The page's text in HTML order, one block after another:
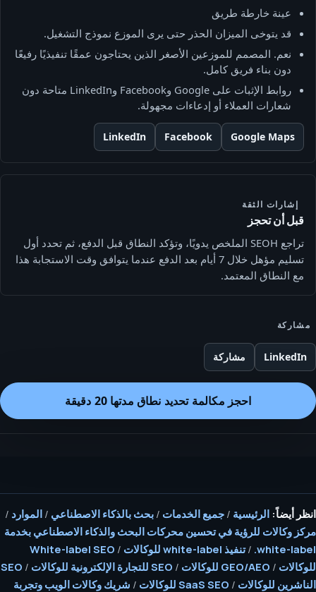
عينة خارطة طريق
قد يتوخى الميزان الحذر حتى يرى الموزع نموذج التشغيل.
نعم. المصمم للموزعين الأصغر الذين يحتاجون عمقًا تنفيذيًا رفيعًا
دون بناء فريق كامل.
روابط الإثبات على Google وFacebook وLinkedIn متاحة دون
شعارات العملاء أو إدعاءات مجهولة.
Google Maps
Facebook
LinkedIn
إشارات الثقة
قبل أن تحجز
تراجع SEOH الملخص يدويًا، وتؤكد النطاق قبل الدفع، ثم تحدد أول
تسليم مؤهل خلال 7 أيام بعد الدفع عندما يتوافق وقت الاستجابة هذا
مع النطاق المعتمد.
مشاركة
LinkedIn مشاركة
احجز مكالمة تحديد نطاق مدتها 20 دقيقة
انظر أيضاً: الرئيسية / جميع الخدمات / بحث بالذكاء الاصطناعي / الموارد /
مركز وكالات للرؤية في تحسين محركات البحث والذكاء الاصطناعي بخدمة
white-label.
/تنفيذ white-label للوكالات /
White-label SEO
للوكالات / GEO/AEO للوكالات / SEO للتجارة الإلكترونية للوكالات /
SEO
الناشرين للوكالات / SaaS SEO للوكالات / شريك وكالات الويب وتجربة